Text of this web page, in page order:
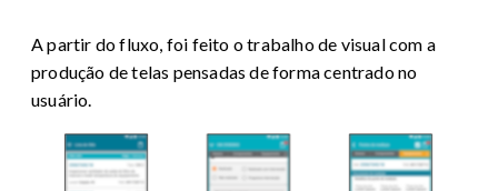
A partir do fluxo, foi feito o trabalho de visual com a
produção de telas pensadas de forma centrado no
usuário.